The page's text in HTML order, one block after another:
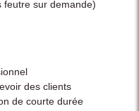
feutre sur demande)
des clients
de courte durée